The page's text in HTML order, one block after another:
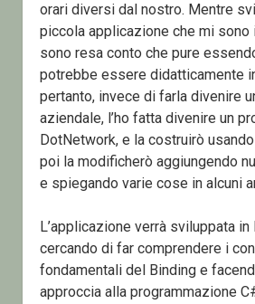
orari diversi dal nostro. Mentre
piccola applicazione che mi sono
sono resa conto che pure
potrebbe essere didatticamente
pertanto, invece di farla divenire
aziendale, l’ho fatta divenire un
DotNetwork, e la costruirò
poi la modificherò aggiungendo
e spiegando varie cose in alcuni
L’applicazione verrà sviluppata
cercando di far comprendere i
fondamentali del Binding e
approccia alla programmazione